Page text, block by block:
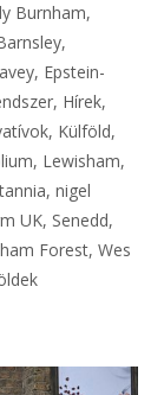
Burnham,
,
, Epstein-
, Hírek,
, Külföld,
, Lewisham,
, nigel
UK, Senedd,
Forest, Wes